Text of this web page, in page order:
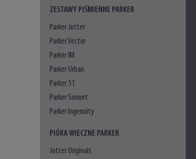
ZESTAWY PIŚMIENNE PARKER
Parker Jotter
Parker Vector
Parker IM
Parker Urban
Parker 51
Parker Sonnet
Parker Ingenuity
PIÓRA WIECZNE PARKER
Jotter Originals